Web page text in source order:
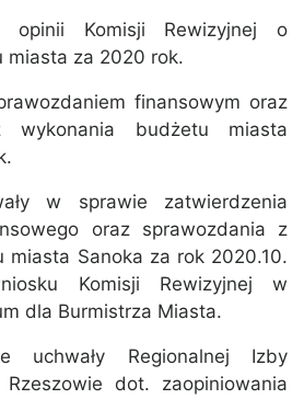
opinii Komisji Rewizyjnej o
miasta za 2020 rok.
finansowym oraz
wykonania budżetu miasta
w sprawie zatwierdzenia
oraz sprawozdania z
miasta Sanoka za rok 2020.10.
Komisji Rewizyjnej w
dla Burmistrza Miasta.
uchwały Regionalnej Izby
dot. zaopiniowania